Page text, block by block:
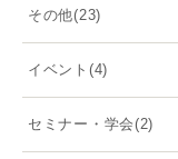
その他(23)
イベント (4)
セミナー・学会(2)